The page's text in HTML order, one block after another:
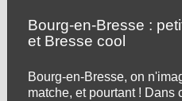
Bourg-en-Bresse :
et Bresse cool
Bourg-en-Bresse, on
matche, et pourtant !